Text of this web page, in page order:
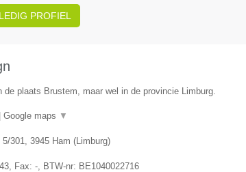
PROFIEL
de plaats Brustem, maar wel in de provincie Limburg.
Google maps ▼
5/301, 3945 Ham (Limburg)
, Fax: -, BTW-nr: BE1040022716